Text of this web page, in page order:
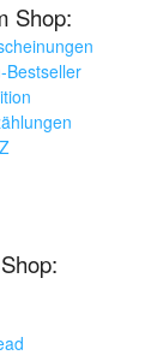
Shop:
Bestseller